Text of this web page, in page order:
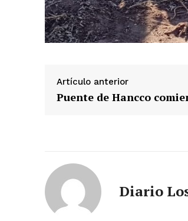
Artículo anterior
Puente de Hancco
Diario